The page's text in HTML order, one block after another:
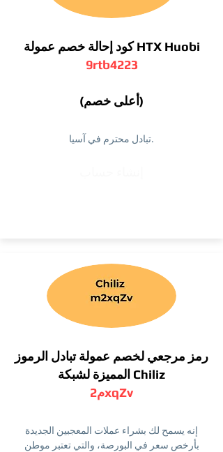
كود إحالة خصم عمولة HTX Huobi
9rtb4223
(أعلى خصم)
تبادل محترم في آسيا.
رمز مرجعي لخصم عمولة تبادل الرموز
المميزة لشبكة Chiliz
م2xqZv
إنه يسمح لك بشراء عملات المعجبين الجديدة
بأرخص سعر في البورصة، والتي تعتبر موطن